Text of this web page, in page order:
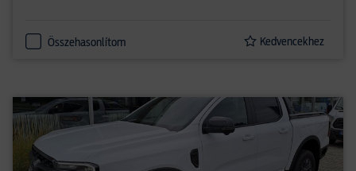
Összehasonlítom Kedvencekhez